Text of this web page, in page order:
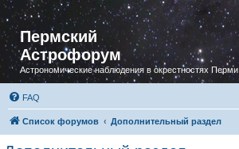
Пермский
Астрофорум
Астрономические наблюдения в окрестностях Перми
FAQ
Список форумов Дополнительный раздел